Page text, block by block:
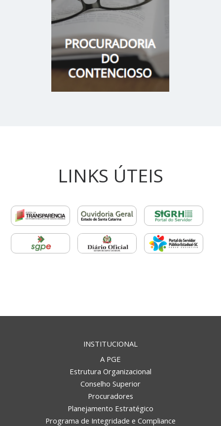
LINKS ÚTEIS
INSTITUCIONAL
A PGE
Estrutura Organizacional
Conselho Superior
Procuradores
Planejamento Estratégico
Programa de Integridade e Compliance